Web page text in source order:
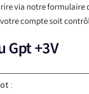
via notre formulaire
compte soit
Gpt +3V
: